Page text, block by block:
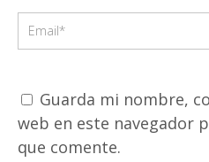
Guarda mi nombre,
web en este navegador
que comente.